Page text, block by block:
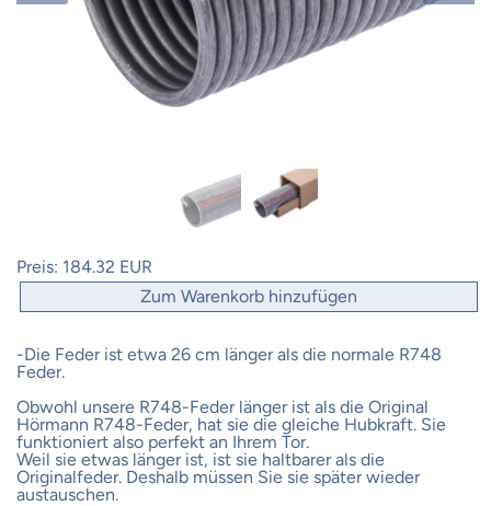
Preis: 184.32 EUR
Zum Warenkorb hinzufügen
-Die Feder ist etwa 26 cm länger als die normale R748
Feder.
Obwohl unsere R748-Feder länger ist als die Original
Hörmann R748-Feder, hat sie die gleiche Hubkraft. Sie
funktioniert also perfekt an Ihrem Tor.
Weil sie etwas länger ist, ist sie haltbarer als die
Originalfeder. Deshalb müssen Sie sie später wieder
austauschen.